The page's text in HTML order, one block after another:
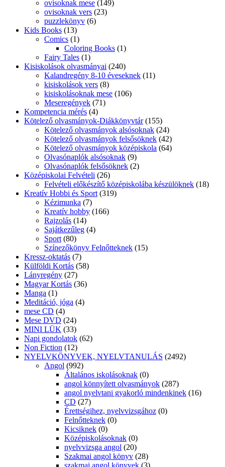
ovisoknak mese (149)
ovisoknak vers (23)
puzzlekönyv (6)
Kids Books (13)
Comics (1)
Coloring Books (1)
Fairy Tales (1)
Kisiskolások olvasmányai (240)
Kalandregény 8-10 éveseknek (11)
kisiskolások vers (8)
kisiskolásoknak mese (106)
Meseregények (71)
Kompetencia mérés (4)
Kötelező olvasmányok-Diákkönyvtár (155)
Kötelező olvasmányok alsósoknak (24)
Kötelező olvasmányok felsősöknek (42)
Kötelező olvasmányok középiskola (64)
Olvasónaplók alsósoknak (9)
Olvasónaplók felsősöknek (2)
Középiskolai Felvételi (26)
Felvételi előkészítő középiskolába készülöknek (18)
Kreatív Hobbi és Sport (319)
Kézimunka (7)
Kreatív hobby (166)
Rajzolás (14)
Sajátkezűleg (4)
Sport (80)
Színezőkönyv Felnőtteknek (15)
Kressz-oktatás (7)
Külföldi Kortás (58)
Lányregény (27)
Magyar Kortás (36)
Manga (1)
Meditáció, jóga (4)
mese CD (4)
Mese DVD (24)
MINI LÜK (33)
Napi gondolatok (62)
Non Fiction (12)
NYELVKÖNYVEK, NYELVTANULÁS (2492)
Angol (992)
Általános iskolásoknak (0)
angol könnyített olvasmányok (287)
angol nyelvtani gyakorló mindenkinek (16)
CD (27)
Érettségihez, nyelvvizsgához (0)
Felnőtteknek (0)
Kicsiknek (0)
Középiskolásoknak (0)
nyelvvizsga angol (20)
Szakmai angol könyv (28)
szakmai angol könyvek (3)